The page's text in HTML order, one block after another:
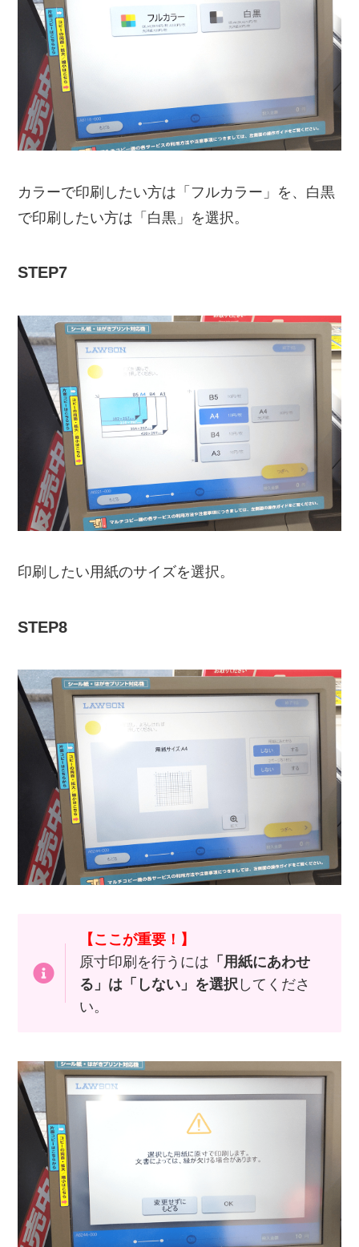
カラーで印刷したい方は「フルカラー」を、白黒
で印刷したい方は「白黒」を選択。
STEP7
印刷したい用紙のサイズを選択。
STEP8
【ここが重要！】
原寸印刷を行うには 「用紙にあわせ
る」は「しない」を選択 してくださ
い。